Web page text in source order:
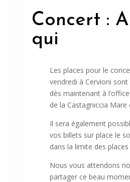
Concert :
qui
Les places pour le
vendredi à Cervioni sont
dès maintenant à
de la Castagniccia Mare
Il sera également
vos billets sur place le
dans la limite des
Nous vous attendons
partager ce beau